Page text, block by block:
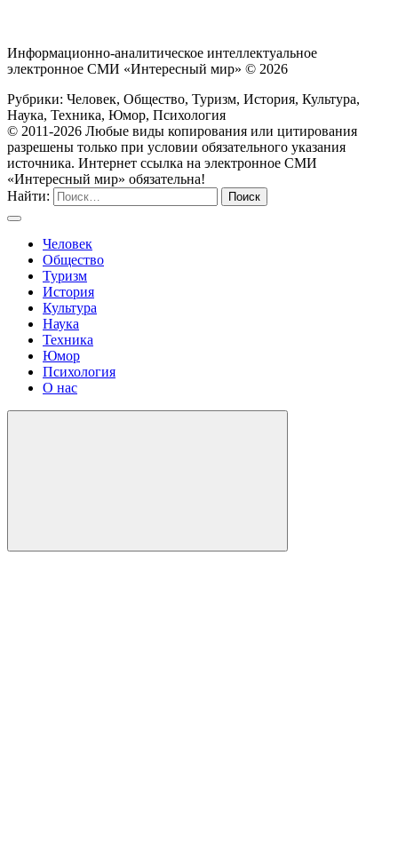
Информационно-аналитическое интеллектуальное
электронное СМИ «Интересный мир» © 2026
Рубрики: Человек, Общество, Туризм, История, Культура,
Наука, Техника, Юмор, Психология
© 2011-2026 Любые виды копирования или цитирования
разрешены только при условии обязательного указания
источника. Интернет ссылка на электронное СМИ
«Интересный мир» обязательна!
Найти:
Человек
Общество
Туризм
История
Культура
Наука
Техника
Юмор
Психология
О нас